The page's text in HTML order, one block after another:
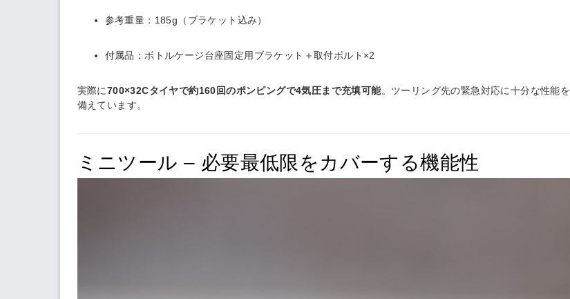
参考重量：185g（ブラケット込み）
付属品：ボトルケージ台座固定用ブラケット＋取付ボルト×2
実際に700×32Cタイヤで約160回のポンピングで4気圧まで充填可能。ツーリング先の緊急対応に十分な性能を
備えています。
ミニツール – 必要最低限をカバーする機能性